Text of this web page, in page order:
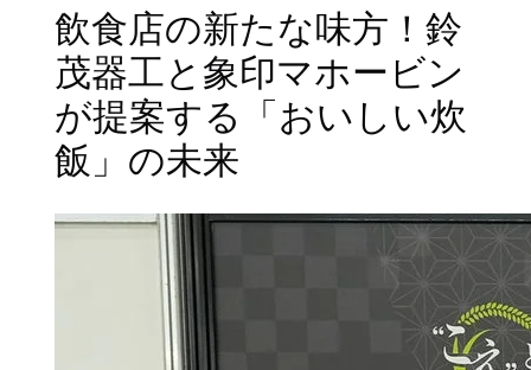
飲食店の新たな味方！鈴
茂器工と象印マホービン
が提案する「おいしい炊
飯」の未来